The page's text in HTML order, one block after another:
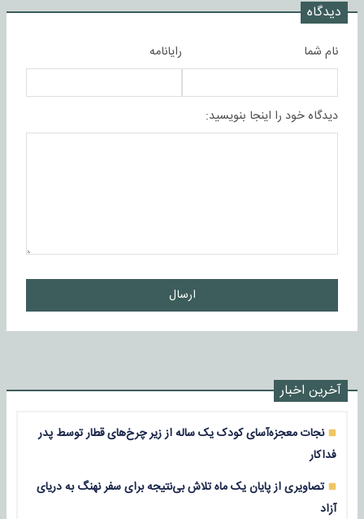
دیدگاه
نام شما رایانامه
دیدگاه خود را اینجا بنویسید:
ارسال
آخرین اخبار
نجات معجزه‌آسای کودک یک ساله از زیر چرخ‌های قطار توسط پدر
فداکار
تصاویری از پایان یک ماه تلاش بی‌نتیجه برای سفر نهنگ به دریای
آزاد